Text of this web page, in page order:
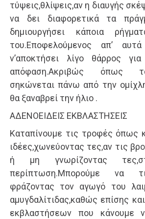
τύψεις,θλίψεις,αν η διαυγής
να δει διαφορετικά τα
δημιουργήσει κάποια
του.Εποφελούμενος απ’
ν’αποκτήσει λίγο θάρρος
απόφαση.Ακριβώς όπως
σηκώνεται πάνω από την
θα ξαναβρεί την ήλιο .
AΔΕΝΟΕΙΔΕΙΣ ΕΚΒΛΑΣΤΗΣΕΙΣ
Καταπίνουμε τις τροφές όπως
ιδέες,χωνεύοντας τες,αν τις
ή μη γνωρίζοντας
περίπτωση.Μπορούμε να
φράζοντας τον αγωγό του
αμυγδαλίτιδας,καθώς επίσης
εκβλαστήσεων που κάνουμε